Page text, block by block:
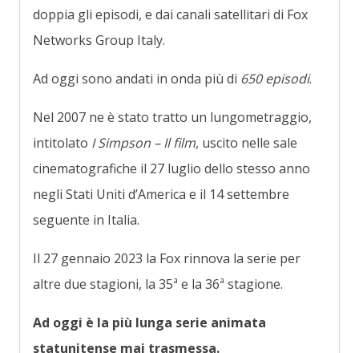
doppia gli episodi, e dai canali satellitari di Fox
Networks Group Italy.
Ad oggi sono andati in onda più di 650 episodi.
Nel 2007 ne è stato tratto un lungometraggio,
intitolato I Simpson – Il film, uscito nelle sale
cinematografiche il 27 luglio dello stesso anno
negli Stati Uniti d’America e il 14 settembre
seguente in Italia.
Il 27 gennaio 2023 la Fox rinnova la serie per
altre due stagioni, la 35ª e la 36ª stagione.
Ad oggi è la più lunga serie animata
statunitense mai trasmessa.